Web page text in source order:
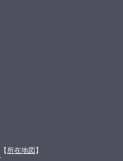
所在地図 】